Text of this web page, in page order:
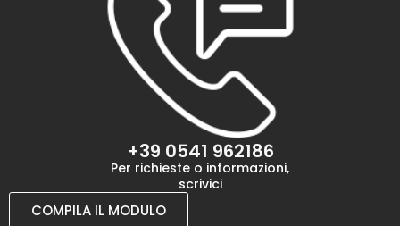
+39 0541 962186
Per richieste o informazioni,
scrivici
COMPILA IL MODULO